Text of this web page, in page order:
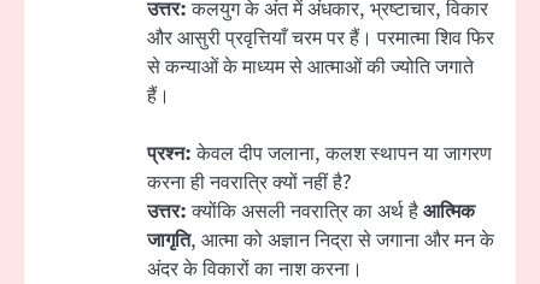
उत्तर:कलयुग के अंत में अंधकार, भ्रष्टाचार, विकार
और आसुरी प्रवृत्तियाँ चरम पर हैं। परमात्मा शिव फिर
से कन्याओं के माध्यम से आत्माओं की ज्योति जगाते
हैं।
प्रश्न:केवल दीप जलाना, कलश स्थापन या जागरण
करना ही नवरात्रि क्यों नहीं है?
उत्तर:क्योंकि असली नवरात्रि का अर्थ हैआत्मिक
जागृति, आत्मा को अज्ञान निद्रा से जगाना और मन के
अंदर के विकारों का नाश करना।